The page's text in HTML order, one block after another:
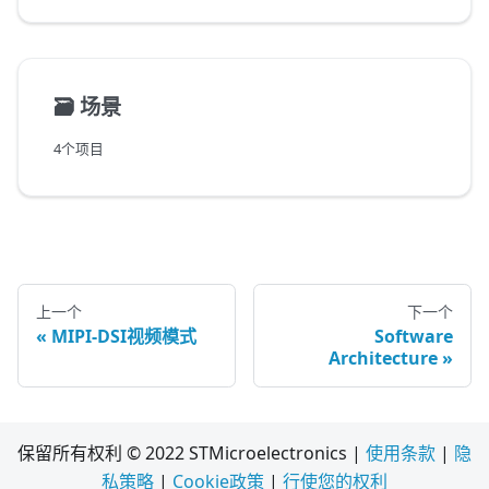
🗃️场景
4个项目
上一个
MIPI-DSI视频模式
下一个
Software
Architecture
保留所有权利 © 2022 STMicroelectronics | 使用条款 | 隐
私策略 | Cookie政策 | 行使您的权利